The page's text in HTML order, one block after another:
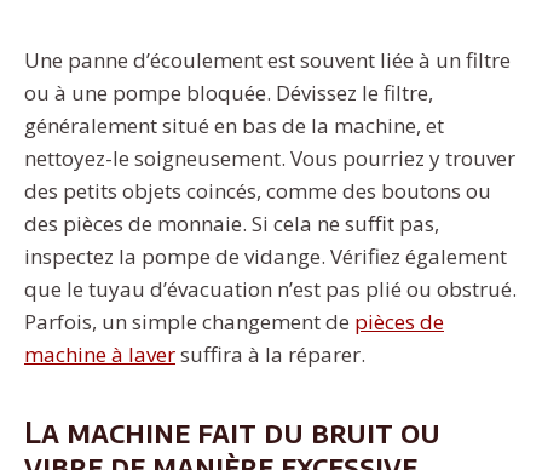
Une panne d’écoulement est souvent liée à un filtre
ou à une pompe bloquée. Dévissez le filtre,
généralement situé en bas de la machine, et
nettoyez-le soigneusement. Vous pourriez y trouver
des petits objets coincés, comme des boutons ou
des pièces de monnaie. Si cela ne suffit pas,
inspectez la pompe de vidange. Vérifiez également
que le tuyau d’évacuation n’est pas plié ou obstrué.
Parfois, un simple changement de pièces de
machine à laversuffira à la réparer.
La machine fait du bruit ou